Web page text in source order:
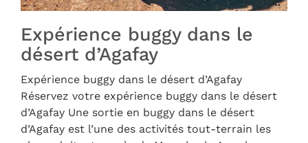
Expérience buggy dans le
désert d’Agafay
Expérience buggy dans le désert d’Agafay
Réservez votre expérience buggy dans le désert
d’Agafay Une sortie en buggy dans le désert
d’Agafay est l’une des activités tout-terrain les